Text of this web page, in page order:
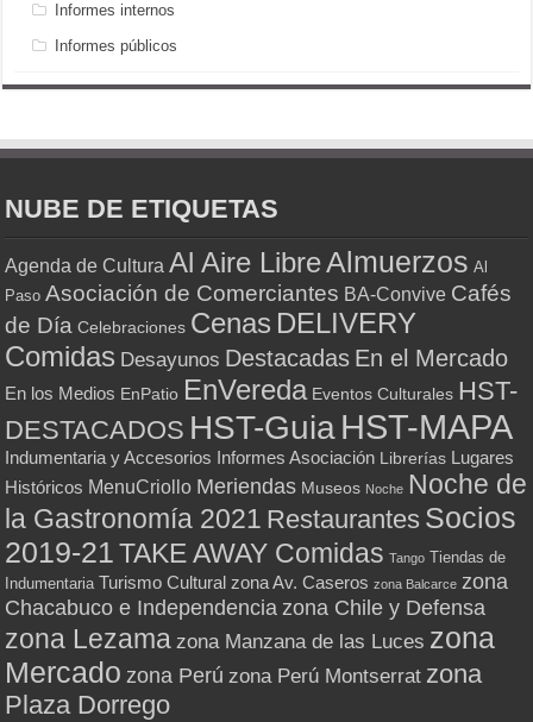
Informes internos
Informes públicos
NUBE DE ETIQUETAS
Agenda de Cultura Al Aire LibreAlmuerzos Al
Paso Asociación de Comerciantes BA-Convive Cafés
de Día Celebraciones Cenas DELIVERY
Comidas Desayunos Destacadas En el Mercado
En los Medios EnPatio EnVereda Eventos Culturales HST-
DESTACADOS HST-GuiaHST-MAPA
Indumentaria y Accesorios Informes Asociación Librerías Lugares
Históricos MenuCriollo Meriendas Museos Noche Noche de
la Gastronomía 2021 Restaurantes Socios
2019-21 TAKE AWAY Comidas Tango Tiendas de
Indumentaria Turismo Cultural zona Av. Caseros zona Balcarce zona
Chacabuco e Independencia zona Chile y Defensa
zona Lezama zona Manzana de las Luces zona
Mercado zona Perú zona Perú Montserrat zona
Plaza Dorrego